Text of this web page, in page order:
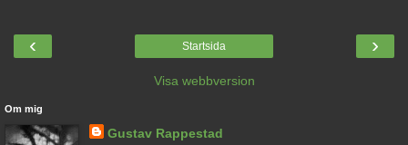
‹ ›
Startsida
Visa webbversion
Om mig
Gustav Rappestad